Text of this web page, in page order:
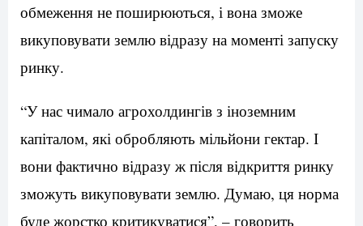
обмеження не поширюються, і вона зможе
викуповувати землю відразу на моменті запуску
ринку.
“У нас чимало агрохолдингів з іноземним
капіталом, які обробляють мільйони гектар. І
вони фактично відразу ж після відкриття ринку
зможуть викуповувати землю. Думаю, ця норма
буде жорстко критикуватися”, – говорить